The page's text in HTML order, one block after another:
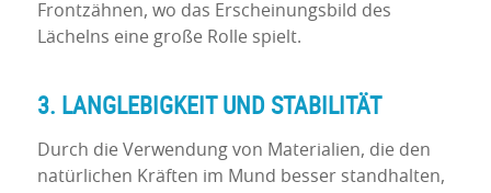
Frontzähnen, wo das Erscheinungsbild des
Lächelns eine große Rolle spielt.
3. LANGLEBIGKEIT UND STABILITÄT
Durch die Verwendung von Materialien, die den
natürlichen Kräften im Mund besser standhalten,